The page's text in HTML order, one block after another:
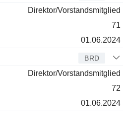
Direktor/Vorstandsmitglied
71
01.06.2024
BRD
Direktor/Vorstandsmitglied
72
01.06.2024